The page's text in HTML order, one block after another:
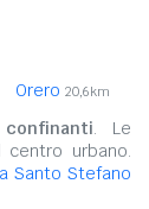
Orero 20,6km
. Le
urbano.
Santo Stefano